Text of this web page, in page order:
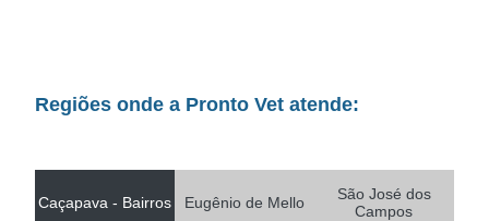
Regiões onde a Pronto Vet atende:
Caçapava - Bairros Eugênio de Mello
São José dos
Campos